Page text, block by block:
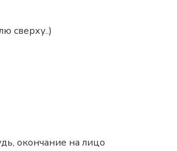
сверху..)
окончание на лицо